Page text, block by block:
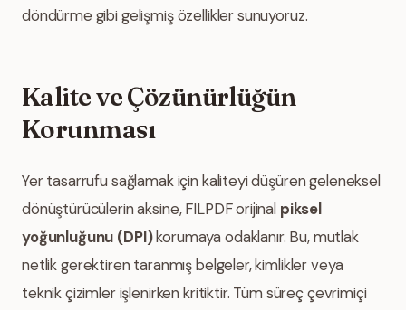
döndürme gibi gelişmiş özellikler sunuyoruz.
Kalite ve Çözünürlüğün
Korunması
Yer tasarrufu sağlamak için kaliteyi düşüren geleneksel
dönüştürücülerin aksine, FILPDF orijinal piksel
yoğunluğunu (DPI)korumaya odaklanır. Bu, mutlak
netlik gerektiren taranmış belgeler, kimlikler veya
teknik çizimler işlenirken kritiktir. Tüm süreç çevrimiçi